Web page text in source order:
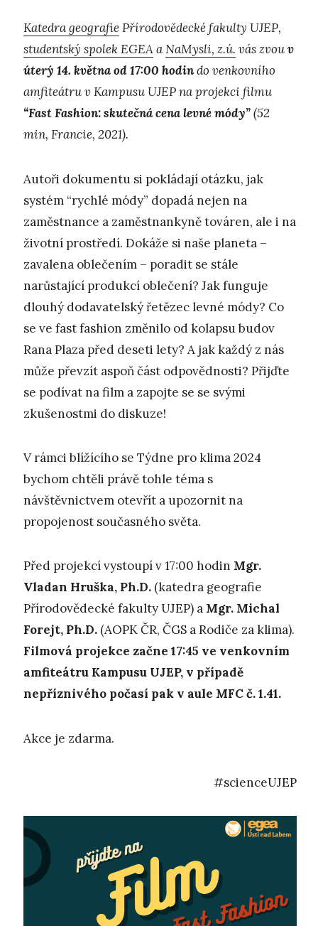
Katedra geografiePřírodovědecké fakulty UJEP,
studentský spolek EGEAaNaMysli, z.ú. vás zvouv
úterý 14. května od 17:00 hodindo venkovního
amfiteátru v Kampusu UJEP na projekci filmu
“Fast Fashion: skutečná cena levné módy”(52
min, Francie, 2021).
Autoři dokumentu si pokládají otázku, jak
systém “rychlé módy” dopadá nejen na
zaměstnance a zaměstnankyně továren, ale i na
životní prostředí. Dokáže si naše planeta –
zavalena oblečením – poradit se stále
narůstající produkcí oblečení? Jak funguje
dlouhý dodavatelský řetězec levné módy? Co
se ve fast fashion změnilo od kolapsu budov
Rana Plaza před deseti lety? A jak každý z nás
může převzít aspoň část odpovědnosti? Přijďte
se podívat na film a zapojte se se svými
zkušenostmi do diskuze!
V rámci blížícího se Týdne pro klima 2024
bychom chtěli právě tohle téma s
návštěvnictvem otevřít a upozornit na
propojenost současného světa.
Před projekcí vystoupí v 17:00 hodin Mgr.
Vladan Hruška, Ph.D. (katedra geografie
Přírodovědecké fakulty UJEP) a Mgr. Michal
Forejt, Ph.D. (AOPK ČR, ČGS a Rodiče za klima).
Filmová projekce začne 17:45 ve venkovním
amfiteátru Kampusu UJEP, v případě
nepříznivého počasí pak v aule MFC č. 1.41.
Akce je zdarma.
#scienceUJEP